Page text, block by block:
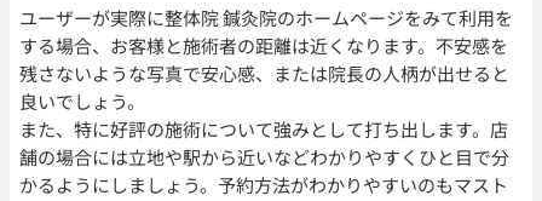
ユーザーが実際に整体院 鍼灸院のホームページをみて利用を
する場合、お客様と施術者の距離は近くなります。不安感を
残さないような写真で安心感、または院長の人柄が出せると
良いでしょう。
また、特に好評の施術について強みとして打ち出します。店
舗の場合には立地や駅から近いなどわかりやすくひと目で分
かるようにしましょう。予約方法がわかりやすいのもマスト